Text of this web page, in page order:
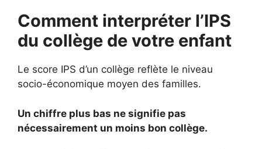
Comment interpréter l’IPS
du collège de votre enfant
Le score IPS d’un collège reflète le niveau
socio-économique moyen des familles.
Un chiffre plus bas ne signifie pas
nécessairement un moins bon collège.